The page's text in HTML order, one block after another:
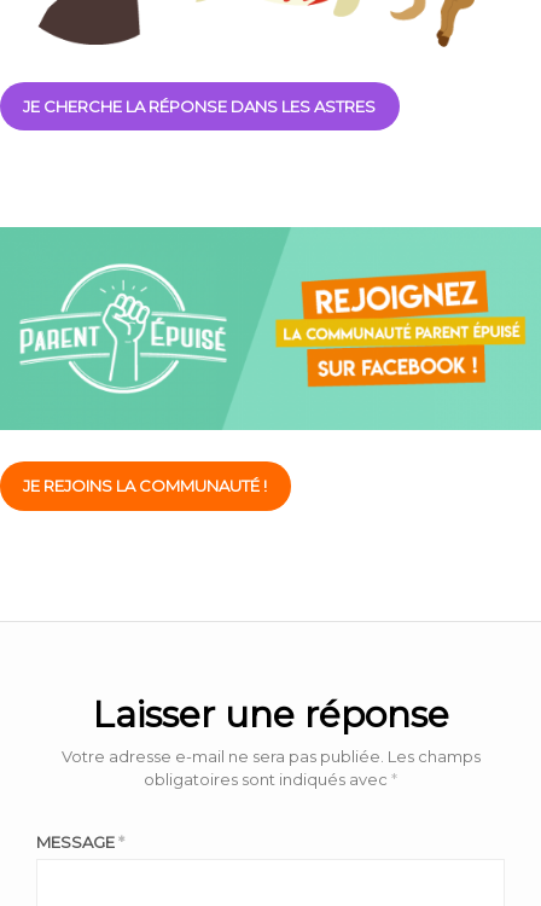
JE CHERCHE LA RÉPONSE DANS LES ASTRES
JE REJOINS LA COMMUNAUTÉ !
Laisser une réponse
Votre adresse e-mail ne sera pas publiée. Les champs
obligatoires sont indiqués avec *
MESSAGE*